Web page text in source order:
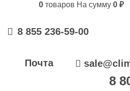
0 товаров На сумму 0 ₽
8 855 236-59-00
Почта
8